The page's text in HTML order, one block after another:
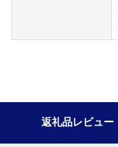
返礼品レビュー